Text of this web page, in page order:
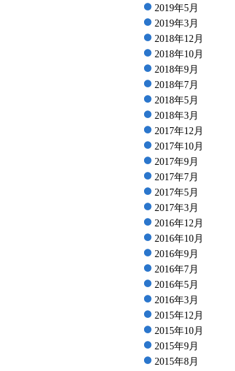
2019年5月
2019年3月
2018年12月
2018年10月
2018年9月
2018年7月
2018年5月
2018年3月
2017年12月
2017年10月
2017年9月
2017年7月
2017年5月
2017年3月
2016年12月
2016年10月
2016年9月
2016年7月
2016年5月
2016年3月
2015年12月
2015年10月
2015年9月
2015年8月